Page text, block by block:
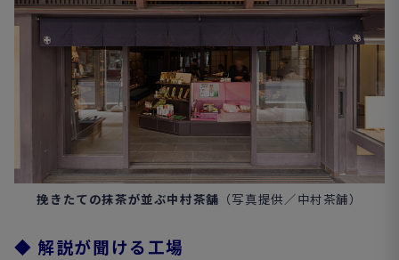
挽きたての抹茶が並ぶ中村茶舗 （写真提供／中村茶舗）
◆ 解説が聞ける工場